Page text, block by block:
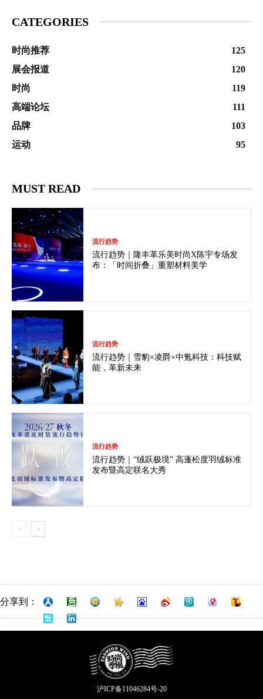
CATEGORIES
时尚推荐
125
展会报道
120
时尚
119
高端论坛
111
品牌
103
运动
95
MUST READ
流行趋势
流行趋势｜隆丰革乐美时尚X陈宇专场发
布：「时间折叠」重塑材料美学
流行趋势
流行趋势｜雪豹×凌爵×中氪科技：科技赋
能，革新未来
流行趋势
流行趋势｜“绒跃极境” 高蓬松度羽绒标准
发布暨高定联名大秀
分享到：
沪ICP备11046284号-20